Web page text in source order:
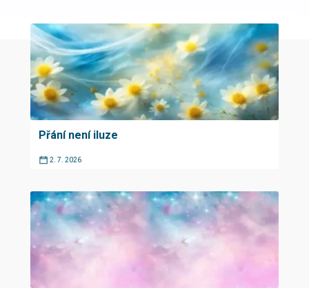
Přání není iluze
2. 7. 2026